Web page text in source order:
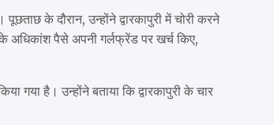
के दौरान, उन्होंने द्वारकापुरी में चोरी करने
अधिकांश पैसे अपनी गर्लफ्रेंड पर खर्च किए,
है। उन्होंने बताया कि द्वारकापुरी के चार